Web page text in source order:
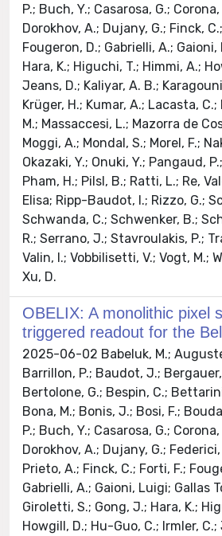
P.; Buch, Y.; Casarosa, G.;
Dorokhov, A.; Dujany, G.; Finck,
Fougeron, D.; Gabrielli, A.;
Hara, K.; Higuchi, T.; Himmi, A.;
Jeans, D.; Kaliyar, A. B.;
Krüger, H.; Kumar, A.; Lacasta, C.;
M.; Massaccesi, L.; Mazorra de
Moggi, A.; Mondal, S.; Morel, F.;
Okazaki, Y.; Onuki, Y.; Pangaud,
Pham, H.; Pilsl, B.; Ratti, L.; Re,
Elisa; Ripp-Baudot, I.; Rizzo, G.;
Schwanda, C.; Schwenker, B.;
R.; Serrano, J.; Stavroulakis, P.;
Valin, I.; Vobbilisetti, V.; Vogt, M.;
Xu, D.
OBELIX: A monolithic pixel
triggered readout for the
2025-06-02 Babeluk, M.;
Barrillon, P.; Baudot, J.;
Bertolone, G.; Bespin, C.;
Bona, M.; Bonis, J.; Bosi, F.;
P.; Buch, Y.; Casarosa, G.;
Dorokhov, A.; Dujany, G.;
Prieto, A.; Finck, C.; Forti, F.;
Gabrielli, A.; Gaioni, Luigi; Gallas
Giroletti, S.; Gong, J.; Hara, K.;
Howgill, D.; Hu-Guo, C.; Irmler, C.;